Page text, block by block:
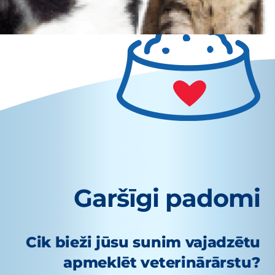
Garšīgi padomi
Cik bieži jūsu sunim vajadzētu
apmeklēt veterinārārstu?